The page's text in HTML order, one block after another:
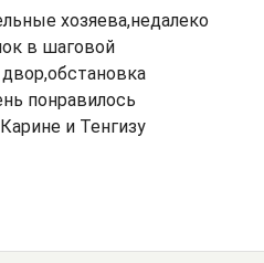
хозяева,недалеко
в шаговой
понравилось
и Тенгизу